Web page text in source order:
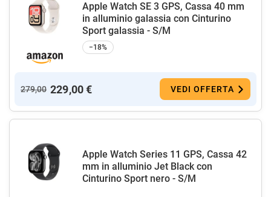
Apple Watch SE 3 GPS, Cassa 40 mm
in alluminio galassia con Cinturino
Sport galassia - S/M
−18%
279,00 229,00 € VEDI OFFERTA
Apple Watch Series 11 GPS, Cassa 42
mm in alluminio Jet Black con
Cinturino Sport nero - S/M